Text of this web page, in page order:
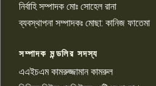
১০
নির্বাহি সম্পাদক মোঃ সোহেল রানা
ব্যবস্থাপনা সম্পাদকঃ মোছা: কানিজ ফাতেমা
সম্পাদক মন্ডলির সদস্য
এএইচএম কামরুজ্জামান কামরুল